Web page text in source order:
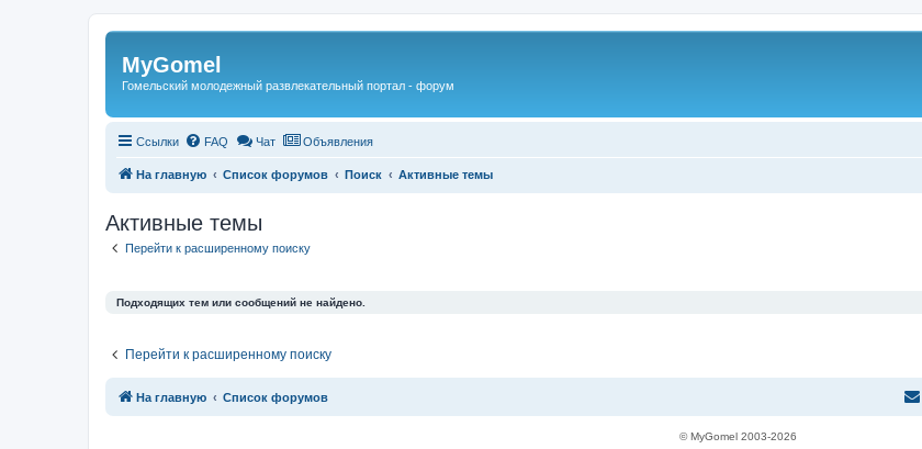
Регистрация
MyGomel
Гомельский молодежный развлекательный портал - форум
Ссылки FAQ Чат Объявления
На главную Список форумов Поиск Активные темы
Активные темы
Перейти к расширенному поиску
Подходящих тем или сообщений не найдено.
Перейти к расширенному поиску
На главную Список форумов
Связаться с
© MyGomel 2003-2026